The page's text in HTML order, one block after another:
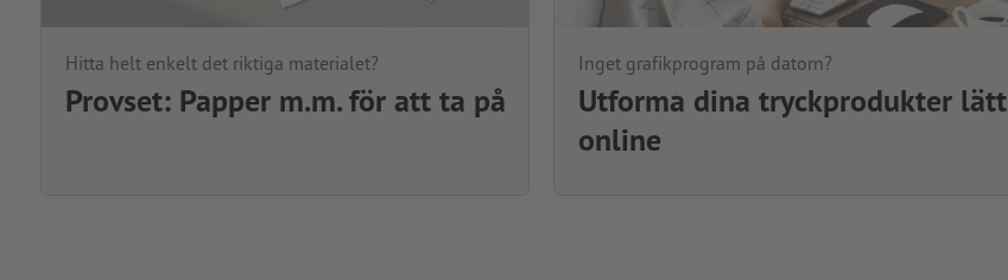
Hitta helt enkelt det riktiga materialet?
Provset: Papper m.m. för att ta på
Inget grafikprogram på datorn?
Utforma dina tryckprodukter lätt
online